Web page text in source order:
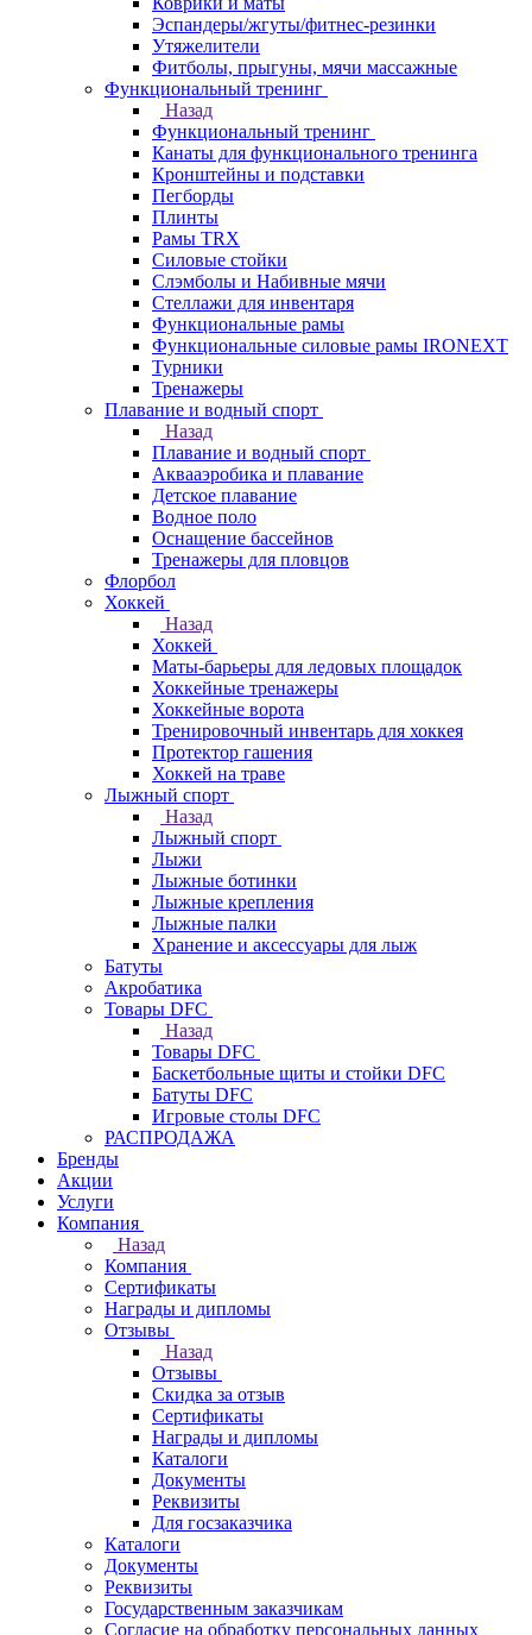
Эспандеры/жгуты/фитнес-резинки
Утяжелители
Фитболы, прыгуны, мячи массажные
Функциональный тренинг
Назад
Функциональный тренинг
Канаты для функционального тренинга
Кронштейны и подставки
Пегборды
Плинты
Рамы TRX
Силовые стойки
Слэмболы и Набивные мячи
Стеллажи для инвентаря
Функциональные рамы
Функциональные силовые рамы IRONEXT
Турники
Тренажеры
Плавание и водный спорт
Назад
Плавание и водный спорт
Аквааэробика и плавание
Детское плавание
Водное поло
Оснащение бассейнов
Тренажеры для пловцов
Флорбол
Хоккей
Назад
Хоккей
Маты-барьеры для ледовых площадок
Хоккейные тренажеры
Хоккейные ворота
Тренировочный инвентарь для хоккея
Протектор гашения
Хоккей на траве
Лыжный спорт
Назад
Лыжный спорт
Лыжи
Лыжные ботинки
Лыжные крепления
Лыжные палки
Хранение и аксессуары для лыж
Батуты
Акробатика
Товары DFC
Назад
Товары DFC
Баскетбольные щиты и стойки DFC
Батуты DFC
Игровые столы DFC
РАСПРОДАЖА
Бренды
Акции
Услуги
Компания
Назад
Компания
Сертификаты
Награды и дипломы
Отзывы
Назад
Отзывы
Скидка за отзыв
Сертификаты
Награды и дипломы
Каталоги
Документы
Реквизиты
Для госзаказчика
Каталоги
Документы
Реквизиты
Государственным заказчикам
Согласие на обработку персональных данных